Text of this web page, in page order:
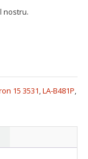
nostru.
15 3531,LA-B481P,